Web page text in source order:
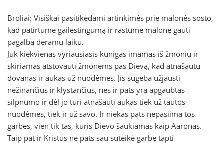
Broliai: Visiškai pasitikėdami artinkimės prie malonės sosto,
kad patirtume gailestingumą ir rastume malonę gauti
pagalbą deramu laiku.
Juk kiekvienas vyriausiasis kunigas imamas iš žmonių ir
skiriamas atstovauti žmonėms pas Dievą, kad atnašautų
dovanas ir aukas už nuodėmes. Jis sugeba užjausti
nežinančius ir klystančius, nes ir pats yra apgaubtas
silpnumo ir dėl jo turi atnašauti aukas tiek už tautos
nuodėmes, tiek ir už savo. Ir niekas pats nepasiima tos
garbės, vien tik tas, kuris Dievo šaukiamas kaip Aaronas.
Taip pat ir Kristus ne pats sau suteikė garbę tapti